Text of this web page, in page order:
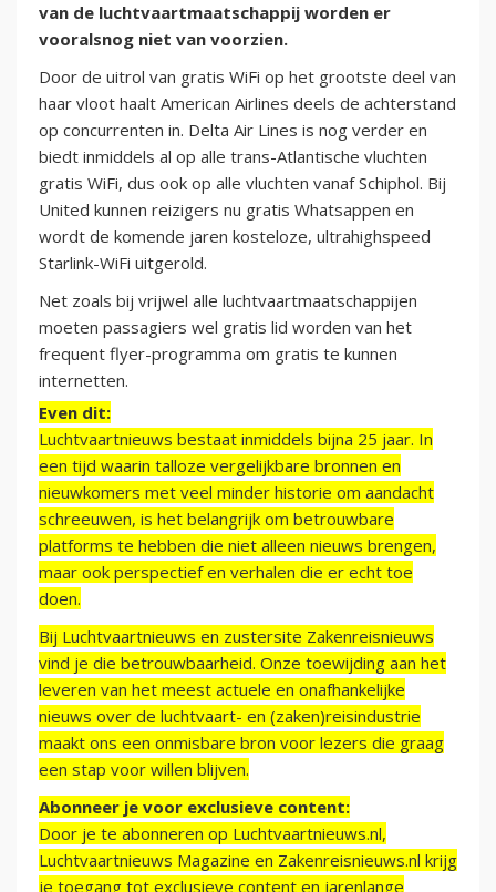
van de luchtvaartmaatschappij worden er
vooralsnog niet van voorzien.
Door de uitrol van gratis WiFi op het grootste deel van
haar vloot haalt American Airlines deels de achterstand
op concurrenten in. Delta Air Lines is nog verder en
biedt inmiddels al op alle trans-Atlantische vluchten
gratis WiFi, dus ook op alle vluchten vanaf Schiphol. Bij
United kunnen reizigers nu gratis Whatsappen en
wordt de komende jaren kosteloze, ultrahighspeed
Starlink-WiFi uitgerold.
Net zoals bij vrijwel alle luchtvaartmaatschappijen
moeten passagiers wel gratis lid worden van het
frequent flyer-programma om gratis te kunnen
internetten.
Even dit:
Luchtvaartnieuws bestaat inmiddels bijna 25 jaar. In
een tijd waarin talloze vergelijkbare bronnen en
nieuwkomers met veel minder historie om aandacht
schreeuwen, is het belangrijk om betrouwbare
platforms te hebben die niet alleen nieuws brengen,
maar ook perspectief en verhalen die er echt toe
doen.
Bij Luchtvaartnieuws en zustersite Zakenreisnieuws
vind je die betrouwbaarheid. Onze toewijding aan het
leveren van het meest actuele en onafhankelijke
nieuws over de luchtvaart- en (zaken)reisindustrie
maakt ons een onmisbare bron voor lezers die graag
een stap voor willen blijven.
Abonneer je voor exclusieve content:
Door je te abonneren op Luchtvaartnieuws.nl,
Luchtvaartnieuws Magazine en Zakenreisnieuws.nl krijg
je toegang tot exclusieve content en jarenlange